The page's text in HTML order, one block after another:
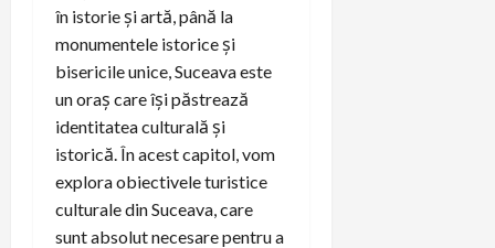
în istorie și artă, până la
monumentele istorice și
bisericile unice, Suceava este
un oraș care își păstrează
identitatea culturală și
istorică. În acest capitol, vom
explora obiectivele turistice
culturale din Suceava, care
sunt absolut necesare pentru a